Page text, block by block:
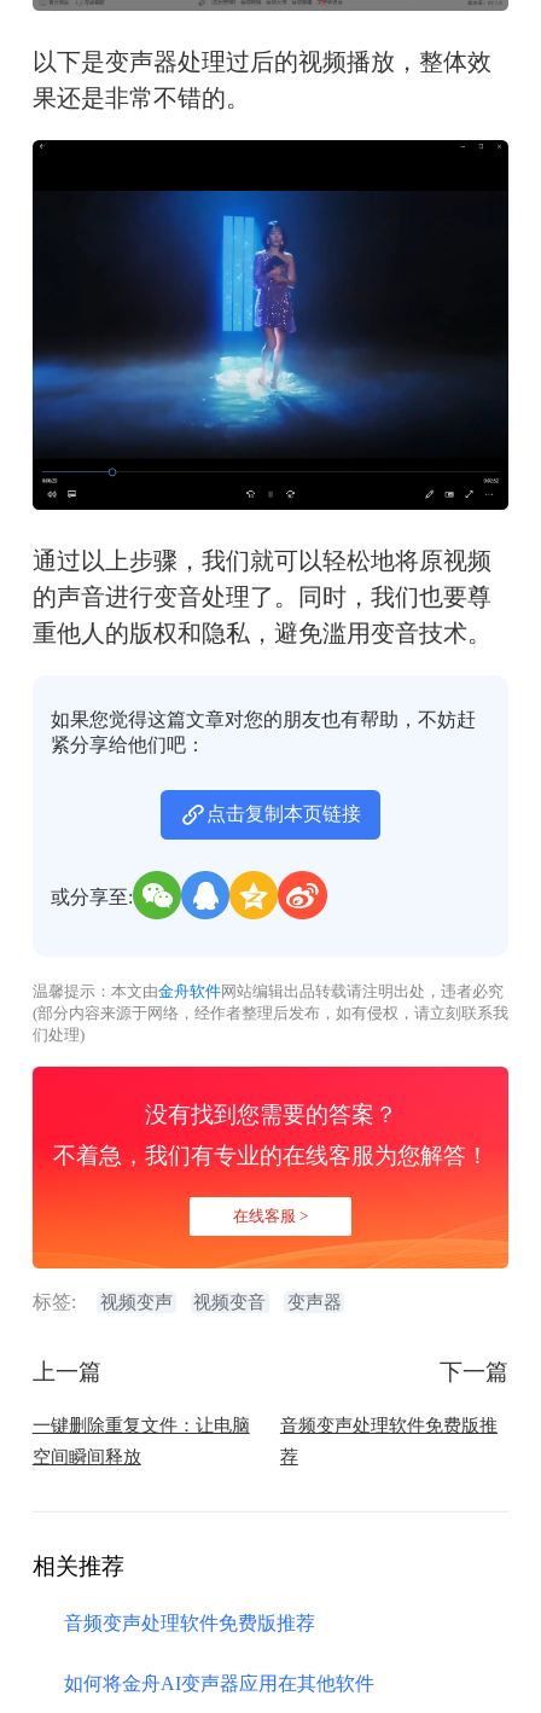
以下是变声器处理过后的视频播放，整体效
果还是非常不错的。
通过以上步骤，我们就可以轻松地将原视频
的声音进行变音处理了。同时，我们也要尊
重他人的版权和隐私，避免滥用变音技术。
如果您觉得这篇文章对您的朋友也有帮助，不妨赶
紧分享给他们吧：
点击复制本页链接
或分享至:
温馨提示：本文由金舟软件网站编辑出品转载请注明出处，违者必究
(部分内容来源于网络，经作者整理后发布，如有侵权，请立刻联系我
们处理)
没有找到您需要的答案？
不着急，我们有专业的在线客服为您解答！
在线客服 >
标签: 视频变声 视频变音 变声器
上一篇
​一键删除重复文件：让电脑
空间瞬间释放
下一篇
​音频变声处理软件免费版推
荐
相关推荐
​音频变声处理软件免费版推荐
如何将金舟AI变声器应用在其他软件